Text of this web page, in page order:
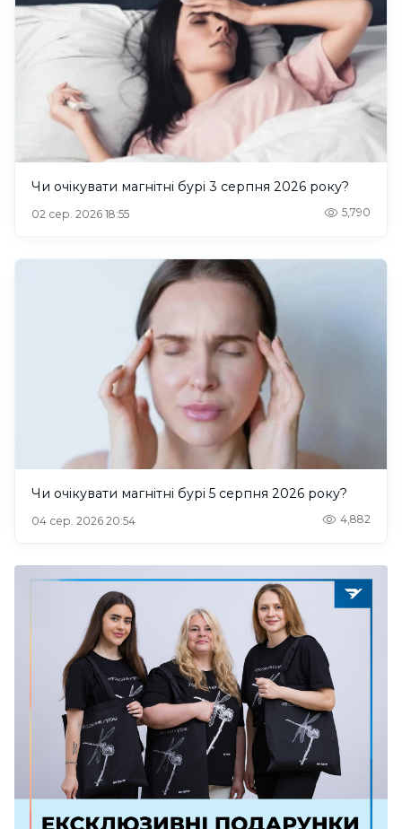
Чи очікувати магнітні бурі 3 серпня 2026 року?
02 сер. 2026 18:55 5,790
Чи очікувати магнітні бурі 5 серпня 2026 року?
04 сер. 2026 20:54 4,882